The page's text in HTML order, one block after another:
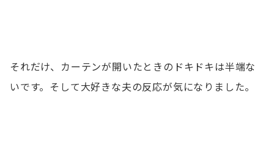
それだけ、カーテンが開いたときのドキドキは半端な
いです。そして大好きな夫の反応が気になりました。